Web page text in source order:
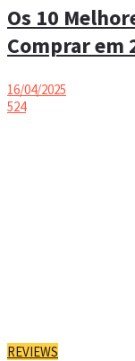
Os 10
Comprar em
16/04/2025
524
REVIEWS